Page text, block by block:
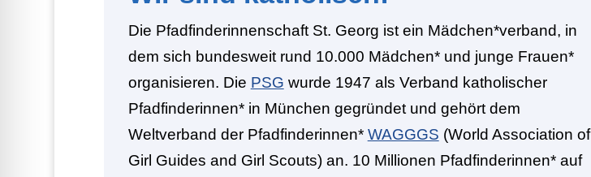
Die Pfadfinderinnenschaft St. Georg ist ein Mädchen*verband, in
dem sich bundesweit rund 10.000 Mädchen* und junge Frauen*
organisieren. Die PSG wurde 1947 als Verband katholischer
Pfadfinderinnen* in München gegründet und gehört dem
Weltverband der Pfadfinderinnen* WAGGGS (World Association of
Girl Guides and Girl Scouts) an. 10 Millionen Pfadfinderinnen* auf